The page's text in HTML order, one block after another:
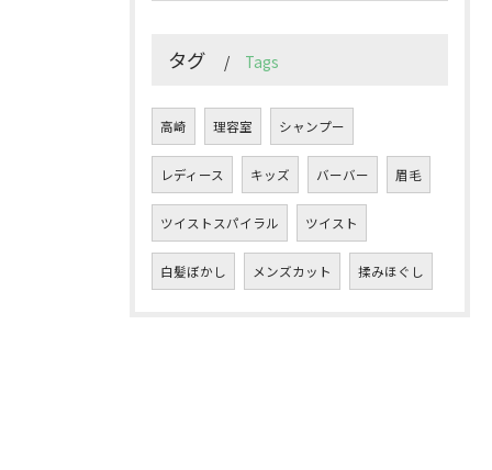
タグ Tags
高崎 理容室 シャンプー
レディース キッズ バーバー 眉毛
ツイストスパイラル ツイスト
白髪ぼかし メンズカット 揉みほぐし